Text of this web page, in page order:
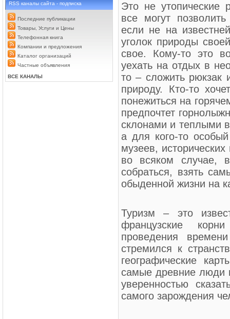
RSS каналы сайта - подписка
Последние публикации
Товары, Услуги и Цены
Телефонная книга
Компании и предложения
Каталог организаций
Частные объявления
ВСЕ КАНАЛЫ
Это не утопические
все могут
если не на
уголок природы
свое. Кому-то это
уехать на отдых в
то – сложить рюкзак
природу. Кто-то
понежиться на
предпочтет
склонами и теплыми
а для кого-то
музеев,
во всяком случае,
собраться, взять
обыденной жизни на
Туризм – это
французские
проведения
стремился к
географические
самые древние люди
уверенностью
самого зарождения